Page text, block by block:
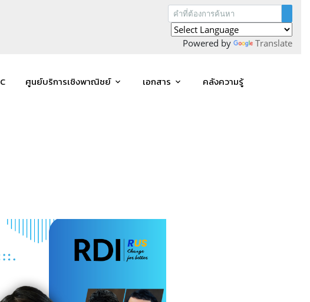
Powered by
Translate
ศูนย์บริการเชิงพาณิชย์ เอกสาร คลังความรู้